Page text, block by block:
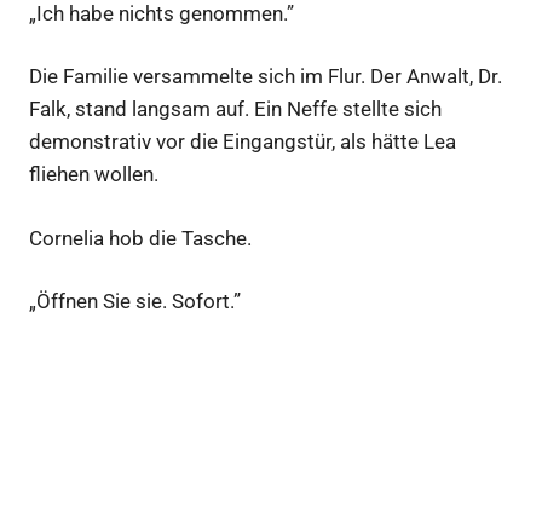
„Ich habe nichts genommen.”
Die Familie versammelte sich im Flur. Der Anwalt, Dr.
Falk, stand langsam auf. Ein Neffe stellte sich
demonstrativ vor die Eingangstür, als hätte Lea
fliehen wollen.
Cornelia hob die Tasche.
„Öffnen Sie sie. Sofort.”